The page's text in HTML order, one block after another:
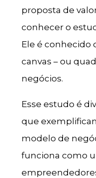
proposta de
conhecer o
Ele é conhecido
canvas – ou
negócios.
Esse estudo é
que
modelo de
funciona como